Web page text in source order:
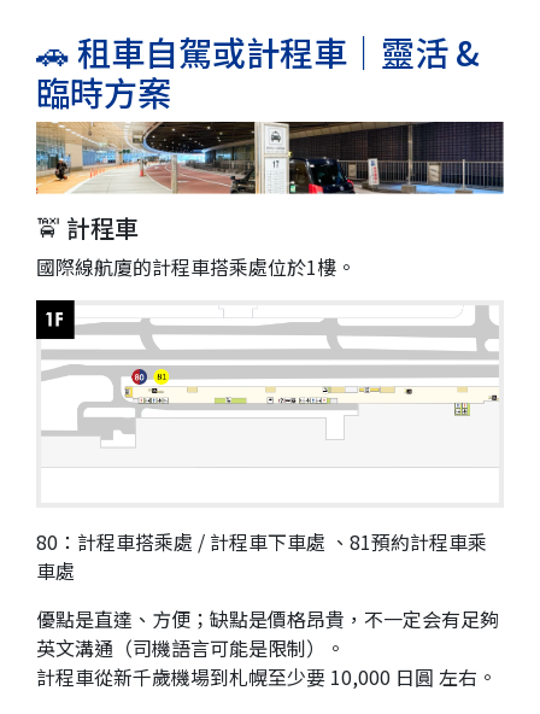
🚗 租車自駕或計程車｜靈活 &
臨時方案
🚖 計程車
國際線航廈的計程車搭乘處位於1樓。
80：計程車搭乘處 / 計程車下車處 、81預約計程車乘
車處
優點是直達、方便；缺點是價格昂貴，不一定会有足夠
英文溝通（司機語言可能是限制）。
計程車從新千歲機場到札幌至少要 10,000 日圓 左右。